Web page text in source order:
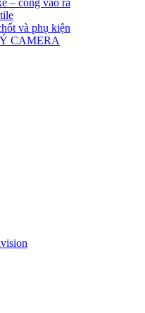
– cổng vào ra
và phụ kiện
CAMERA